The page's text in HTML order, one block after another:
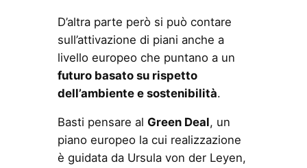
D’altra parte però si può contare
sull’attivazione di piani anche a
livello europeo che puntano a un
futuro basato su rispetto
dell’ambiente e sostenibilità.
Basti pensare al Green Deal, un
piano europeo la cui realizzazione
è guidata da Ursula von der Leyen,